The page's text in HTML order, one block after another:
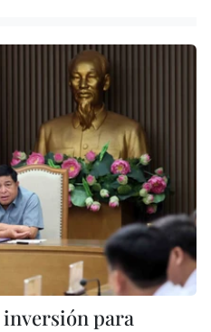
inversión para